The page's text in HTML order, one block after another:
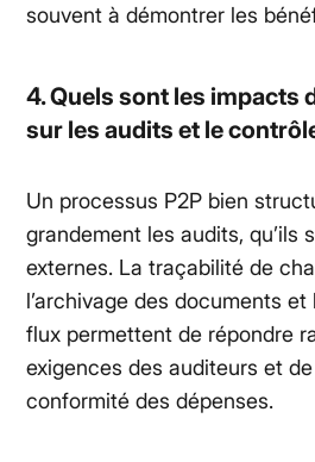
souvent à démontrer les
4. Quels sont les impacts
sur les audits et le
Un processus P2P bien
grandement les audits, qu’ils
externes. La traçabilité de
l’archivage des documents
flux permettent de répondre
exigences des auditeurs et
conformité des dépenses.